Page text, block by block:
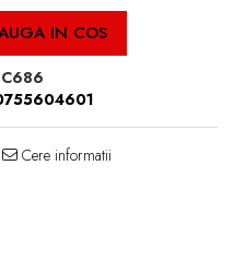
IN COS
C686
Cere informatii